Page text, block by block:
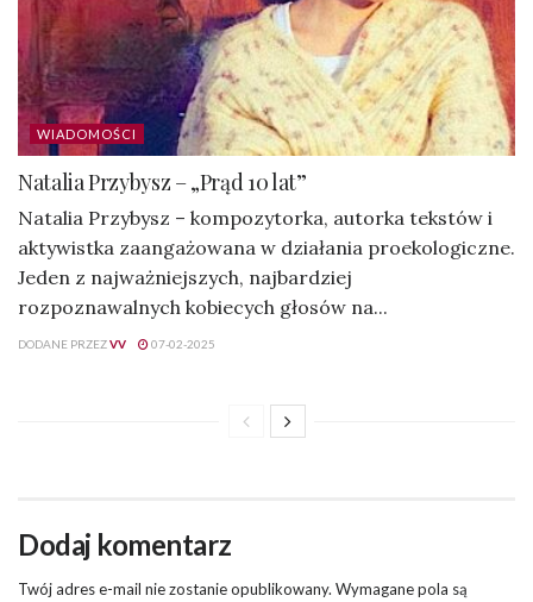
WIADOMOŚCI
Natalia Przybysz – „Prąd 10 lat”
Natalia Przybysz – kompozytorka, autorka tekstów i
aktywistka zaangażowana w działania proekologiczne.
Jeden z najważniejszych, najbardziej
rozpoznawalnych kobiecych głosów na...
DODANE PRZEZVV 07-02-2025
Dodaj komentarz
Twój adres e-mail nie zostanie opublikowany. Wymagane pola są